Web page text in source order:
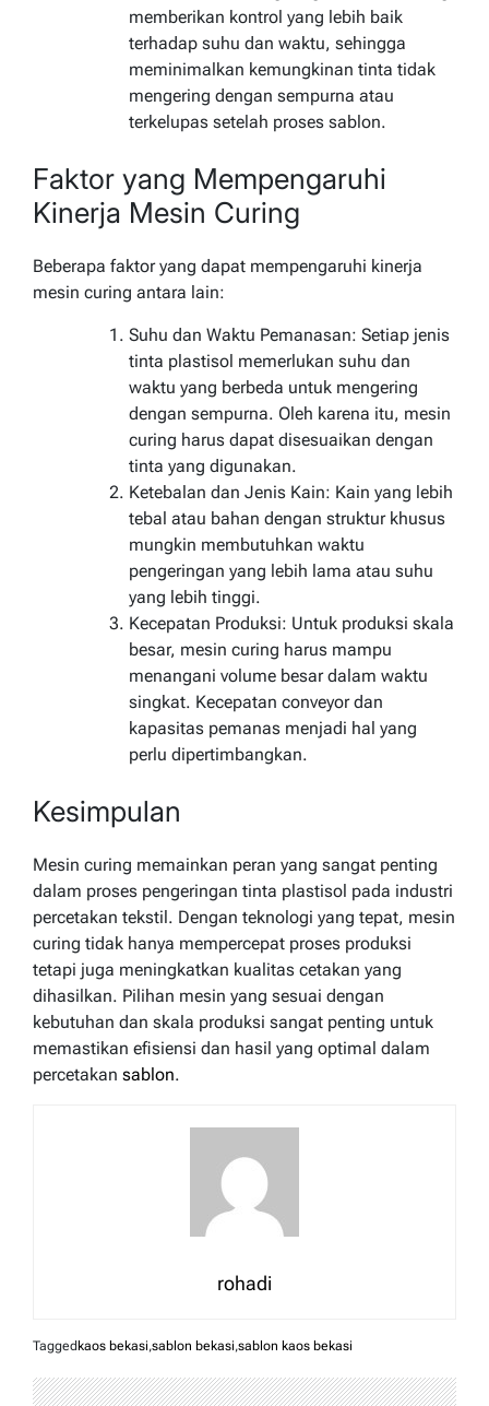
memberikan kontrol yang lebih baik
terhadap suhu dan waktu, sehingga
meminimalkan kemungkinan tinta tidak
mengering dengan sempurna atau
terkelupas setelah proses sablon.
Faktor yang Mempengaruhi
Kinerja Mesin Curing
Beberapa faktor yang dapat mempengaruhi kinerja
mesin curing antara lain:
Suhu dan Waktu Pemanasan: Setiap jenis
tinta plastisol memerlukan suhu dan
waktu yang berbeda untuk mengering
dengan sempurna. Oleh karena itu, mesin
curing harus dapat disesuaikan dengan
tinta yang digunakan.
Ketebalan dan Jenis Kain: Kain yang lebih
tebal atau bahan dengan struktur khusus
mungkin membutuhkan waktu
pengeringan yang lebih lama atau suhu
yang lebih tinggi.
Kecepatan Produksi: Untuk produksi skala
besar, mesin curing harus mampu
menangani volume besar dalam waktu
singkat. Kecepatan conveyor dan
kapasitas pemanas menjadi hal yang
perlu dipertimbangkan.
Kesimpulan
Mesin curing memainkan peran yang sangat penting
dalam proses pengeringan tinta plastisol pada industri
percetakan tekstil. Dengan teknologi yang tepat, mesin
curing tidak hanya mempercepat proses produksi
tetapi juga meningkatkan kualitas cetakan yang
dihasilkan. Pilihan mesin yang sesuai dengan
kebutuhan dan skala produksi sangat penting untuk
memastikan efisiensi dan hasil yang optimal dalam
percetakan sablon.
rohadi
Taggedkaos bekasi,sablon bekasi,sablon kaos bekasi